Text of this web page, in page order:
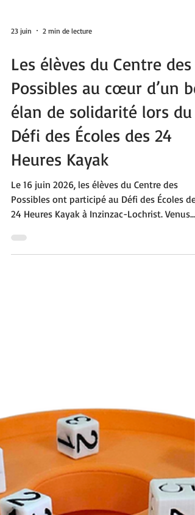
2 min de lecture
Les élèves du Centre des
Possibles au cœur d’un bel
élan de solidarité lors du
Défi des Écoles des 24
Heures Kayak
Le 16 juin 2026, les élèves du Centre des
Possibles ont participé au Défi des Écoles des
24 Heures Kayak à Inzinzac-Lochrist. Venus
encourager les 400 élèves engagés dans